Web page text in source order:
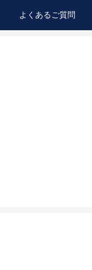
よくあるご質問